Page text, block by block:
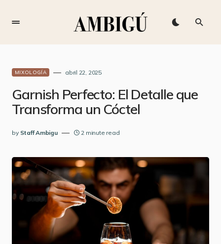
MIXOLOGÍA abril 22, 2025
Garnish Perfecto: El Detalle que
Transforma un Cóctel
by Staff Ambigu 2 minute read